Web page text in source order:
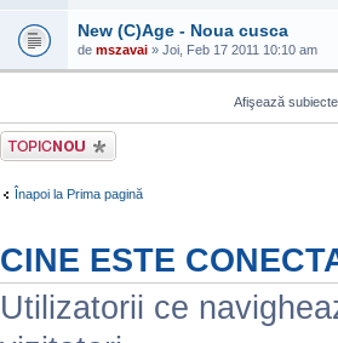
New (C)Age - Noua cusca
de mszavai » Joi, Feb 17 2011 10:10 am
Afişează
Scrie un subiect
nou
Înapoi la Prima pagină
CINE ESTE
Utilizatorii ce